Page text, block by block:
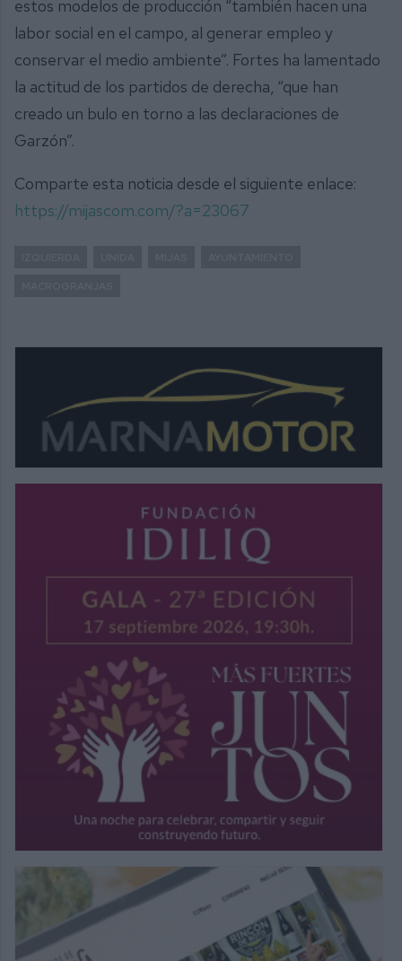
estos modelos de producción “también hacen una
labor social en el campo, al generar empleo y
conservar el medio ambiente”. Fortes ha lamentado
la actitud de los partidos de derecha, “que han
creado un bulo en torno a las declaraciones de
Garzón”.
Comparte esta noticia desde el siguiente enlace:
https://mijascom.com/?a=23067